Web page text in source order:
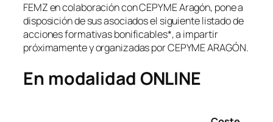
FEMZ en colaboración con CEPYME Aragón, pone a
disposición de sus asociados el siguiente listado de
acciones formativas bonificables*, a impartir
próximamente y organizadas por CEPYME ARAGÓN.
En modalidad ONLINE